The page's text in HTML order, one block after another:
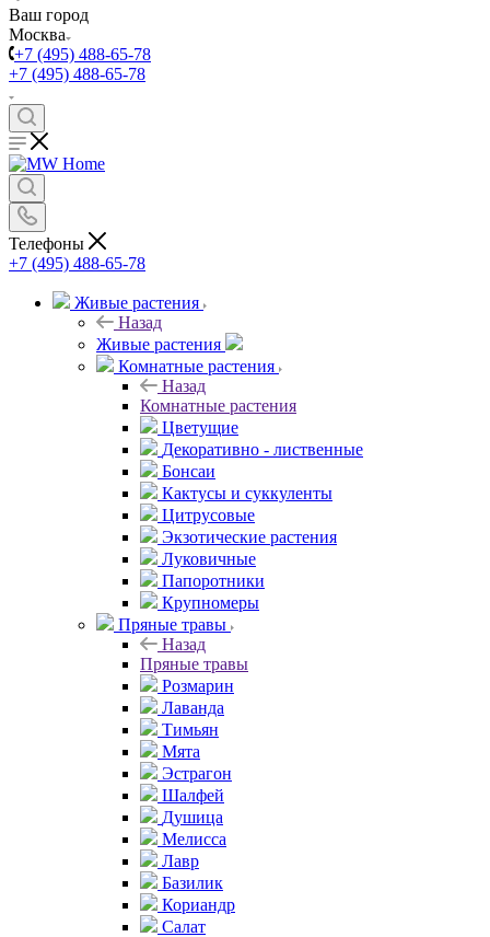
Ваш город
Москва
+7 (495) 488-65-78
+7 (495) 488-65-78
Телефоны
+7 (495) 488-65-78
Живые растения
Назад
Живые растения
Комнатные растения
Назад
Комнатные растения
Цветущие
Декоративно - лиственные
Бонсаи
Кактусы и суккуленты
Цитрусовые
Экзотические растения
Луковичные
Папоротники
Крупномеры
Пряные травы
Назад
Пряные травы
Розмарин
Лаванда
Тимьян
Мята
Эстрагон
Шалфей
Душица
Мелисса
Лавр
Базилик
Кориандр
Салат